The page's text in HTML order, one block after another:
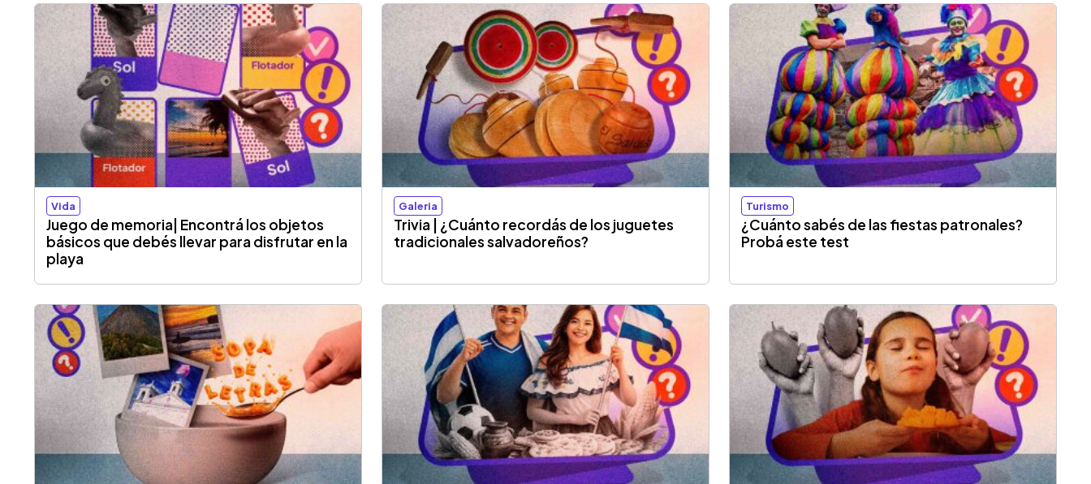
Vida
Juego de memoria| Encontrá los objetos
básicos que debés llevar para disfrutar en la
playa
Galeria
Trivia | ¿Cuánto recordás de los juguetes
tradicionales salvadoreños?
Turismo
¿Cuánto sabés de las fiestas patronales?
Probá este test